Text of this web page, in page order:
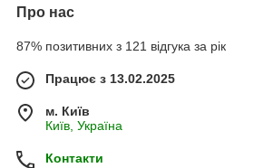
Про нас
87% позитивних з 121 відгука за рік
Працює з 13.02.2025
м. Київ
Київ, Україна
Контакти